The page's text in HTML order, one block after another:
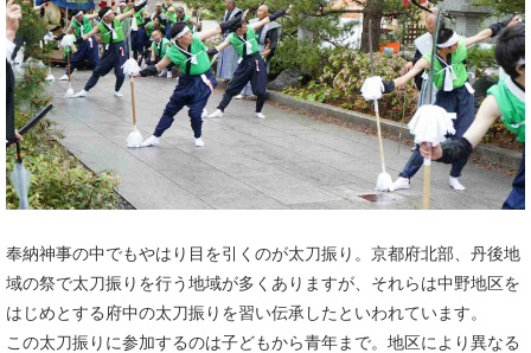
奉納神事の中でもやはり目を引くのが太刀振り。京都府北部、丹後地
域の祭で太刀振りを行う地域が多くありますが、それらは中野地区を
はじめとする府中の太刀振りを習い伝承したといわれています。
この太刀振りに参加するのは子どもから青年まで。地区により異なる